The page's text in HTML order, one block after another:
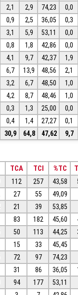
2,1 2,9 74,23
0,0
0,9 2,5 36,05
0,3
3,1 5,9 53,11
0,0
0,8 1,8 42,86
0,0
4,1 9,7 42,37
1,9
6,7 13,9 48,56
2,1
3,2 6,7 48,50
1,0
4,2 8,7 48,46
1,0
0,3 1,3 25,00
0,0
0,4 1,4 27,27
0,1
30,9 64,8 47,62 9,7
TCA TCI %TC
112 257 43,58
27 55
49,09
21 39
53,85
83 182 45,60
50 113 44,25
15 33
45,45
72 97
74,23
31 86 36,05
94 177
53,11